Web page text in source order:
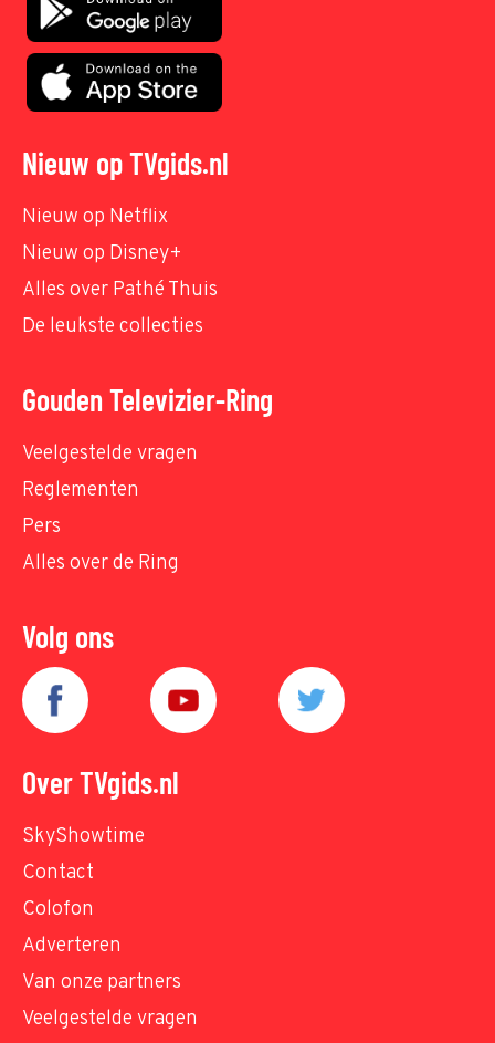
Nieuw op TVgids.nl
Nieuw op Netflix
Nieuw op Disney+
Alles over Pathé Thuis
De leukste collecties
Gouden Televizier-Ring
Veelgestelde vragen
Reglementen
Pers
Alles over de Ring
Volg ons
Over TVgids.nl
SkyShowtime
Contact
Colofon
Adverteren
Van onze partners
Veelgestelde vragen